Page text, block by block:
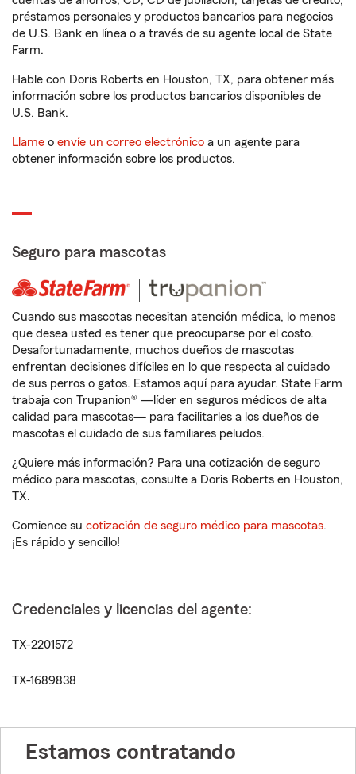
préstamos personales y productos bancarios para negocios
de U.S. Bank en línea o a través de su agente local de State
Farm.
Hable con Doris Roberts en Houston, TX, para obtener más
información sobre los productos bancarios disponibles de
U.S. Bank.
Llame o envíe un correo electrónico a un agente para
obtener información sobre los productos.
Seguro para mascotas
Cuando sus mascotas necesitan atención médica, lo menos
que desea usted es tener que preocuparse por el costo.
Desafortunadamente, muchos dueños de mascotas
enfrentan decisiones difíciles en lo que respecta al cuidado
de sus perros o gatos. Estamos aquí para ayudar. State Farm
trabaja con Trupanion® —líder en seguros médicos de alta
calidad para mascotas— para facilitarles a los dueños de
mascotas el cuidado de sus familiares peludos.
¿Quiere más información? Para una cotización de seguro
médico para mascotas, consulte a Doris Roberts en Houston,
TX.
Comience su cotización de seguro médico para mascotas.
¡Es rápido y sencillo!
Credenciales y licencias del agente:
TX-2201572
TX-1689838
Estamos contratando